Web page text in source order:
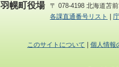
羽幌町役場
〒 078-4198 北海道苫
各課直通番号リスト
このサイトについて 個人情報